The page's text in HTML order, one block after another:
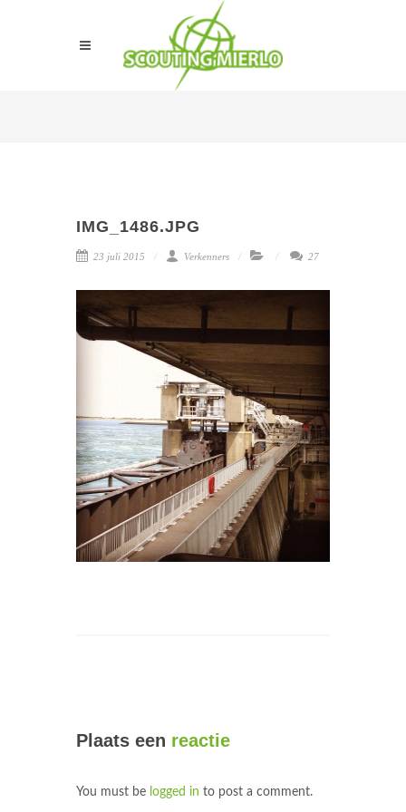
IMG_1486.JPG
23 juli 2015 Verkenners 27
Plaats een reactie
You must be logged in to post a comment.